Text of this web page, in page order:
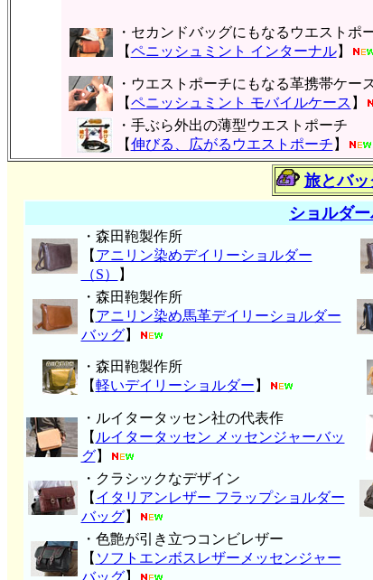
・セカンドバッグにもなるウエストポ
【ペニッシュミント インターナル】
・ウエストポーチにもなる革携帯ケー
【ペニッシュミント モバイルケース 】
・手ぶら外出の薄型ウエストポーチ
【伸びる、広がるウエストポーチ 】
旅とバッ
ショルダ
・森田鞄製作所
【 アニリン染めデイリーショルダー
（S）
】
・森田鞄製作所
【 アニリン染め馬革デイリーショルダー
バッグ】
・森田鞄製作所
【軽いデイリーショルダー 】
・ルイタータッセン社の代表作
【 ルイタータッセン メッセンジャーバッ
グ】
・クラシックなデザイン
【 イタリアンレザー フラップショルダー
バッグ】
・色艶が引き立つコンビレザー
【 ソフトエンボスレザーメッセンジャー
バッグ】